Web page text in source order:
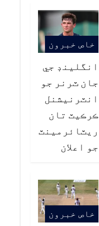
خاص خبرون
انگلينڊ جي
جان ٽرنر جو
انٽرنيشنل
ڪرڪيٽ تان
ريٽائرمينٽ
جو اعلان
خاص خبرون